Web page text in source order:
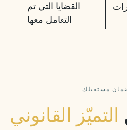
القضايا التي تم
التعامل معها
مستقبلك
التميّز القانوني